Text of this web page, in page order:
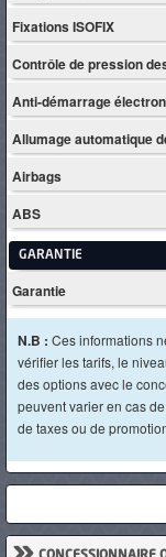
Fixations ISOFIX
Contrôle de pression
Anti-démarrage
Allumage automatique
Airbags
ABS
GARANTIE
Garantie
N.B : Ces informations
vérifier les tarifs, le
des options avec le
peuvent varier en cas
de taxes ou de